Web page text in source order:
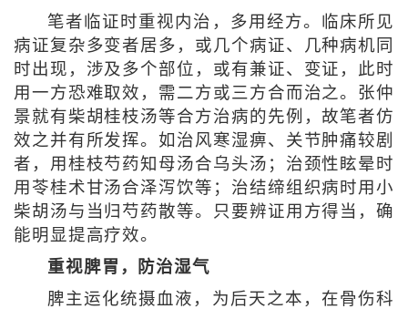
笔者临证时重视内治，多用经方。临床所见
病证复杂多变者居多，或几个病证、几种病机同
时出现，涉及多个部位，或有兼证、变证，此时
用一方恐难取效，需二方或三方合而治之。张仲
景就有柴胡桂枝汤等合方治病的先例，故笔者仿
效之并有所发挥。如治风寒湿痹、关节肿痛较剧
者，用桂枝芍药知母汤合乌头汤；治颈性眩晕时
用苓桂术甘汤合泽泻饮等；治结缔组织病时用小
柴胡汤与当归芍药散等。只要辨证用方得当，确
能明显提高疗效。
重视脾胃，防治湿气
脾主运化统摄血液，为后天之本，在骨伤科